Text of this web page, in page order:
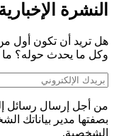
النشرة
هل تريد أن تكون أول
وكل ما يحدث حوله؟ ما
من أجل إرسال رسائل
بصفتها مدير بياناتك
الشخصية.